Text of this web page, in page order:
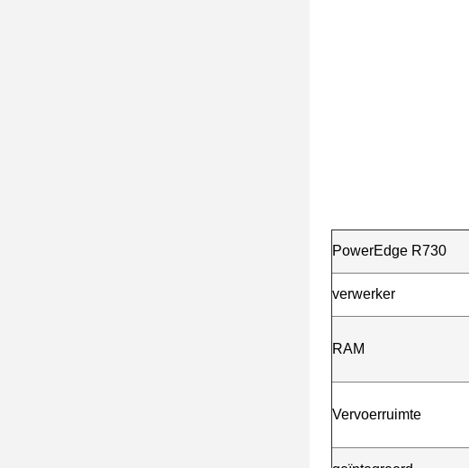
PowerEdge R730
verwerker
RAM
Vervoerruimte